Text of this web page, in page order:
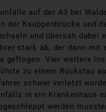
auf der A3 bei
Kauppenbrücke und
und übersah dabei
stark ab, der dann
geflogen. Vier weitere
zu einem Rückstau
schwer verletzt
in ein Krankenhaus
werden